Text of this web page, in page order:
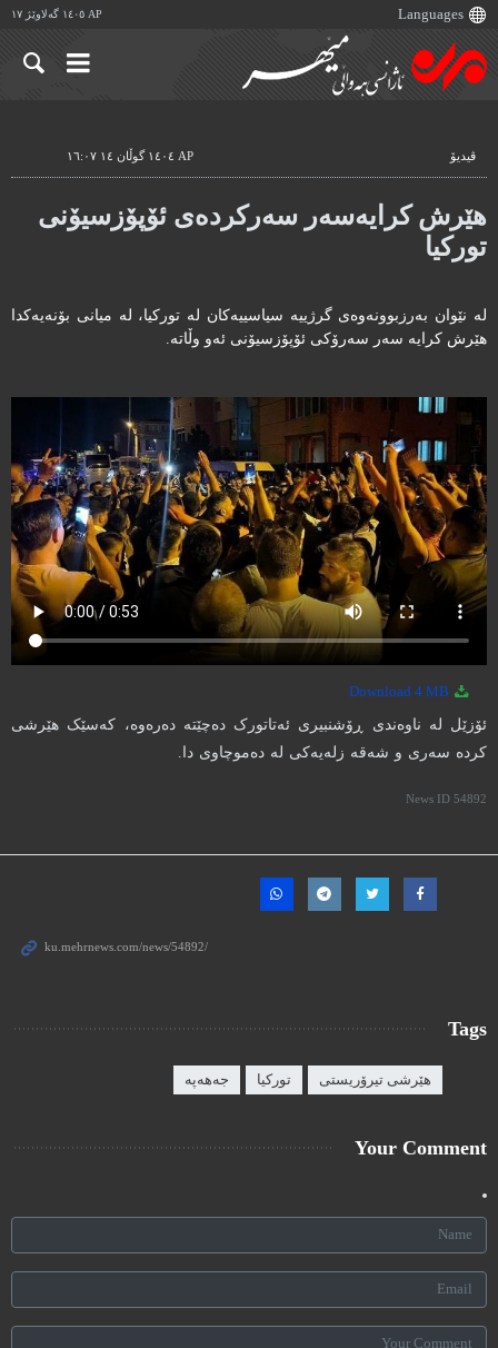
AP ١٤٠٥ گەلاوێژ ١٧
ڤیدیۆ AP ١٤٠٤ گوڵان ١٤ ١٦:٠٧
هێرش کرایەسەر سەرکردەی ئۆپۆزسیۆنی
تورکیا
لە نێوان بەرزبوونەوەی گرژییە سیاسییەکان لە تورکیا، لە میانی بۆنەیەکدا
هێرش کرایە سەر سەرۆکی ئۆپۆزسیۆنی ئەو وڵاتە.
4 MB
ئۆزێل لە ناوەندی ڕۆشنبیری ئەتاتورک دەچێتە دەرەوە، کەسێک هێرشی
کردە سەری و شەقە زلەیەکی لە دەموچاوی دا.
News ID 54892
Tags
هێرشی تیرۆریستی تورکیا جەهەپە
Your Comment